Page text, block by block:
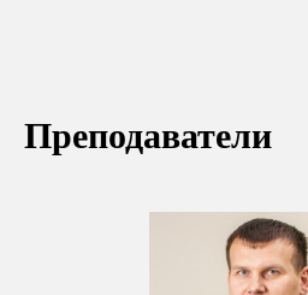
Преподаватели